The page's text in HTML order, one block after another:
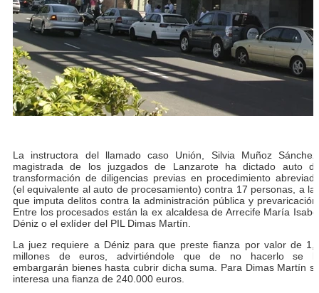
La instructora del llamado caso Unión, Silvia Muñoz
magistrada de los juzgados de Lanzarote ha dictado auto
transformación de diligencias previas en procedimiento
(el equivalente al auto de procesamiento) contra 17 personas, a
que imputa delitos contra la administración pública y
Entre los procesados están la ex alcaldesa de Arrecife María
Déniz o el exlíder del PIL Dimas Martín.
La juez requiere a Déniz para que preste fianza por valor de
millones de euros, advirtiéndole que de no hacerlo se
embargarán bienes hasta cubrir dicha suma. Para Dimas Martín
interesa una fianza de 240.000 euros.